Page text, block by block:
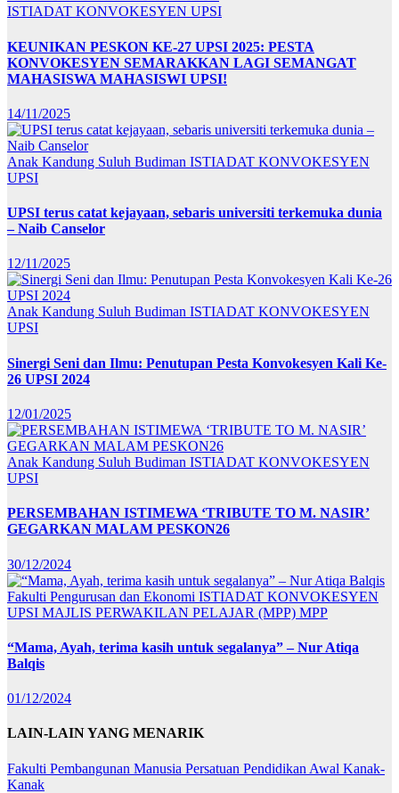
ISTIADAT KONVOKESYEN UPSI
KEUNIKAN PESKON KE-27 UPSI 2025: PESTA
KONVOKESYEN SEMARAKKAN LAGI SEMANGAT
MAHASISWA MAHASISWI UPSI!
14/11/2025
Anak Kandung Suluh Budiman ISTIADAT KONVOKESYEN
UPSI
UPSI terus catat kejayaan, sebaris universiti terkemuka dunia
– Naib Canselor
12/11/2025
Anak Kandung Suluh Budiman ISTIADAT KONVOKESYEN
UPSI
Sinergi Seni dan Ilmu: Penutupan Pesta Konvokesyen Kali Ke-
26 UPSI 2024
12/01/2025
Anak Kandung Suluh Budiman ISTIADAT KONVOKESYEN
UPSI
PERSEMBAHAN ISTIMEWA ‘TRIBUTE TO M. NASIR’
GEGARKAN MALAM PESKON26
30/12/2024
Fakulti Pengurusan dan Ekonomi ISTIADAT KONVOKESYEN
UPSI MAJLIS PERWAKILAN PELAJAR (MPP) MPP
“Mama, Ayah, terima kasih untuk segalanya” – Nur Atiqa
Balqis
01/12/2024
LAIN-LAIN YANG MENARIK
Fakulti Pembangunan Manusia Persatuan Pendidikan Awal Kanak-
Kanak